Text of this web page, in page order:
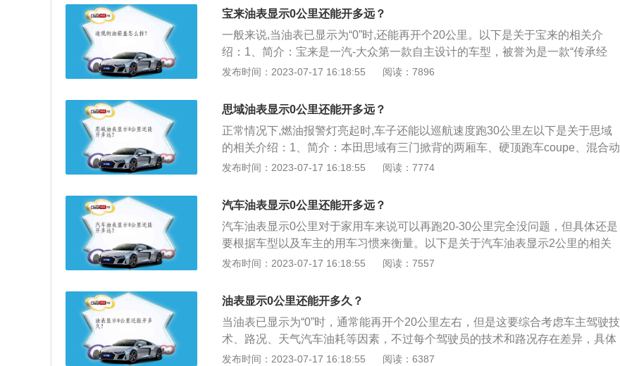
国产CR-V，在外形、性能及主要参数上和进口的没什么区别，其配备的发动机是
本田新开发的2。0l双顶置凸轮轴i-vtec发动机，代表本田的最新技术。最大功率
是110kw/6500rpm，最大扭力是190n。m/4000rpm，动力性及越野性虽不及纯正
的越野车，但作为一款都市用多功能车其舒适性和实用性越野车无法比拟。
宝来油表显示0公里还能开多远？
一般来说,当油表已显示为“0”时,还能再开个20公里。以下是关于宝来的相关介
绍：1、简介：宝来是一汽-大众第一款自主设计的车型，被誉为是一款“传承经
典，超越经典”的新车。2001年，大众集团全新三厢车以“宝来BORA”为名正式登
念：作为品牌的载体，淋漓尽致地体现了大众品牌“迷人的完美、不断地创新、生
活的伴侣和对人类环境负责”的全部内涵，是大众品牌核心价值的忠实体现者，核
心理念就是“要为汽车的价值树立典范，令人体现完美。
发布时间：2023-07-17 16:18:55 阅读：7896
思域油表显示0公里还能开多远？
正常情况下,燃油报警灯亮起时,车子还能以巡航速度跑30公里左以下是关于思域
的相关介绍：1、简介：本田思域有三门掀背的两厢车、硬顶跑车coupe、混合动
力版和五门房车版。在国内上市的本田思域与东风本田现有车型本田CR-V出自同
大灯。新车车身侧面的设计要比前脸更加大胆，C柱的平缓过渡类似于一款Coup
e车型，采用了“括号式”LED尾灯，且灯组呈现出飞镖形状。
发布时间：2023-07-17 16:18:55 阅读：7774
汽车油表显示0公里还能开多远？
汽车油表显示0公里对于家用车来说可以再跑20-30公里完全没问题，但具体还是
要根据车型以及车主的用车习惯来衡量。以下是关于汽车油表显示2公里的相关
介绍：1、油表显示0公里油箱的实际油量：一般情况下油表指示灯点亮时，普通
到。比如帕萨特亮灯的时候还会剩9升油，毕竟这是一款中型车，油箱越大剩余
油量就越多。2、油表显示0公里行车的注意事项：驾驶员的驾驶技术、路况、天
气都关乎油耗，若是高速公路行驶途中油表灯点亮，尽量靠右匀速行驶，建议关
闭车内空调已达到最大程度节油。
发布时间：2023-07-17 16:18:55 阅读：7557
油表显示0公里还能开多久？
当油表已显示为“0”时，通常能再开个20公里左右，但是这要综合考虑车主驾驶技
术、路况、天气汽车油耗等因素，不过每个驾驶员的技术和路况存在差异，具体
能跑的公里数也有差异。所以当油表显示的油量在四分之一处的时候，就可以去
发布时间：2023-07-17 16:18:55 阅读：6387